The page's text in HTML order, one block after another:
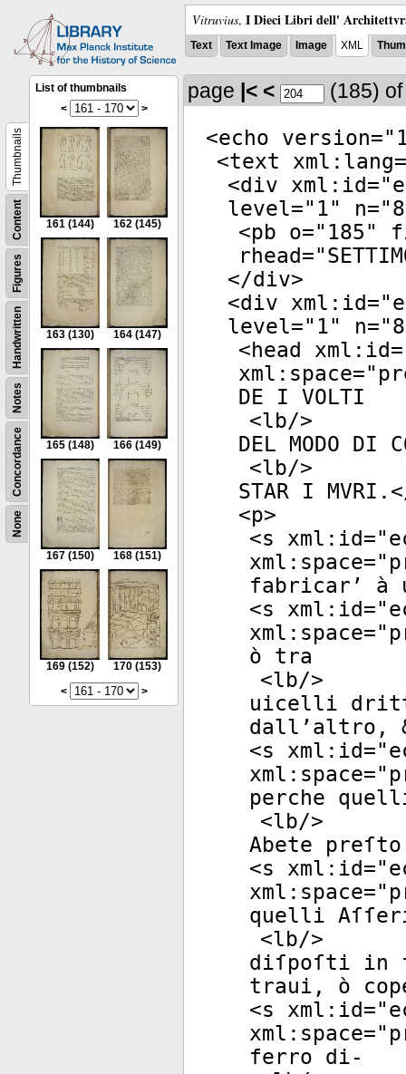
Vitruvius, I Dieci Libri dell'
Text Text Image Image XML
None
Concordance
Notes
Handwritten
Figures
Content
Thumbnails
List of thumbnails
<
>
161 (144) 162 (145)
163 (130) 164 (147)
165 (148) 166 (149)
167 (150) 168 (151)
169 (152) 170 (153)
<
>
page |< < (185)
<echo version="
<text xml:lang
<div xml:id="
level=" 1" n="
<pb o=" 185"
rhead="
</div>
<div xml:id="
level=" 1" n="
<head xml:id
xml:space="
DE I VOLTI
<lb/>
DEL MODO DI
<lb/>
STAR I
<p>
<s xml:id="
xml:space="
fabricar’ à
<s xml:id="
xml:space="
ò tra
<lb/>
uicelli
dall’altro,
<s xml:id="
xml:space="
perche
<lb/>
Abete
<s xml:id="
xml:space="
quelli
<lb/>
diſpoſti in
traui, ò
<s xml:id="
xml:space="
ferro di-